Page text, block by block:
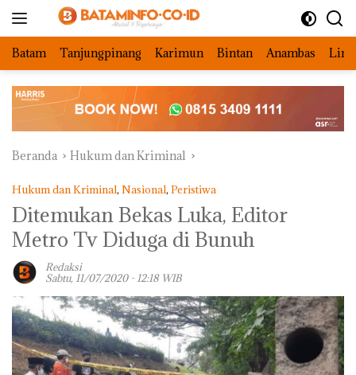
Batam Tanjungpinang Karimun Bintan Anambas
Beranda Hukum dan Kriminal
Hukum dan Kriminal, Nasional, Peristiwa
Ditemukan Bekas Luka, Editor
Metro Tv Diduga di Bunuh
Redaksi
Sabtu, 11/07/2020 - 12:18 WIB